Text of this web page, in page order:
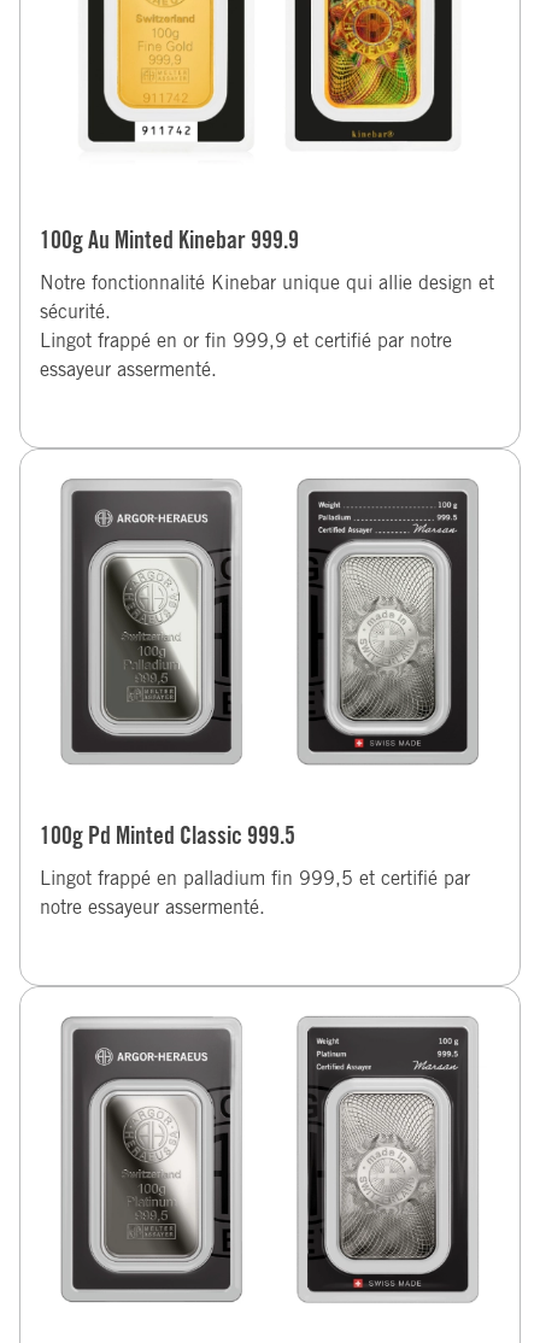
100g Au Minted Kinebar 999.9
Notre fonctionnalité Kinebar unique qui allie design et
sécurité.
Lingot frappé en or fin 999,9 et certifié par notre
essayeur assermenté.
100g Pd Minted Classic 999.5
Lingot frappé en palladium fin 999,5 et certifié par
notre essayeur assermenté.